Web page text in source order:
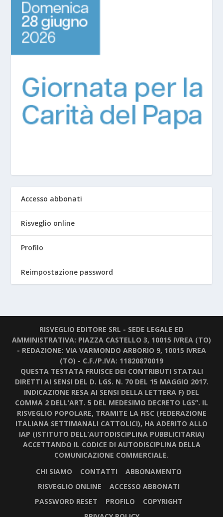
Accesso abbonati
Risveglio online
Profilo
Reimpostazione password
RISVEGLIO EDITORE SRL - SEDE LEGALE ED
AMMINISTRATIVA: PIAZZA CASTELLO 3, 10015 IVREA (TO)
- REDAZIONE: VIA VARMONDO ARBORIO 9, 10015 IVREA
(TO) - C.F./P.IVA: 11820870019
QUESTA TESTATA FRUISCE DEI CONTRIBUTI STATALI
DIRETTI AI SENSI DEL D. LGS. N. 70 DEL 15 MAGGIO 2017.
INDICAZIONE RESA AI SENSI DELLA LETTERA F) DEL
COMMA 2 DELL’ART. 5 DEL MEDESIMO DECRETO LGS”. IL
RISVEGLIO POPOLARE, TRAMITE LA FISC (FEDERAZIONE
ITALIANA SETTIMANALI CATTOLICI), HA ADERITO ALLO
IAP (ISTITUTO DELL’AUTODISCIPLINA PUBBLICITARIA)
ACCETTANDO IL CODICE DI AUTODISCIPLINA DELLA
COMUNICAZIONE COMMERCIALE.
CHI SIAMO
CONTATTI
ABBONAMENTO
RISVEGLIO ONLINE
ACCESSO ABBONATI
PASSWORD RESET
PROFILO
COPYRIGHT